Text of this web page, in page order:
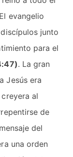
El evangelio
junto
para el
. La gran
Jesús era
al
de
del
una orden